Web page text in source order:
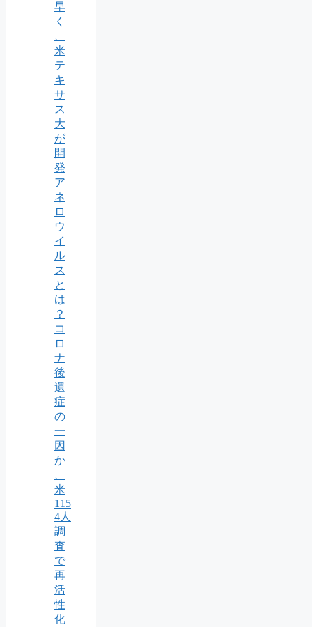
早
く
米
テ
キ
サ
ス
大
が
開
発
ア
ネ
ロ
ウ
イ
ル
ス
と
は
？
コ
ロ
ナ
後
遺
症
の
一
因
か
米
115
4人
調
査
で
再
活
性
化